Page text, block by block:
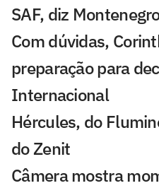
SAF, diz
Com dúvidas,
preparação para
Internacional
Hércules, do
do Zenit
Câmera mostra